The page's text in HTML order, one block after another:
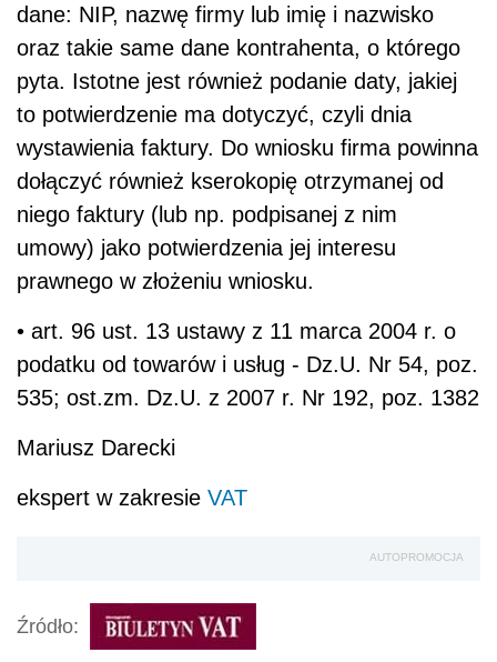
dane: NIP, nazwę firmy lub imię i nazwisko
oraz takie same dane kontrahenta, o którego
pyta. Istotne jest również podanie daty, jakiej
to potwierdzenie ma dotyczyć, czyli dnia
wystawienia faktury. Do wniosku firma powinna
dołączyć również kserokopię otrzymanej od
niego faktury (lub np. podpisanej z nim
umowy) jako potwierdzenia jej interesu
prawnego w złożeniu wniosku.
• art. 96 ust. 13 ustawy z 11 marca 2004 r. o
podatku od towarów i usług - Dz.U. Nr 54, poz.
535; ost.zm. Dz.U. z 2007 r. Nr 192, poz. 1382
Mariusz Darecki
ekspert w zakresie VAT
AUTOPROMOCJA
Źródło: